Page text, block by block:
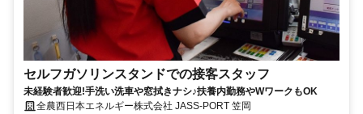
セルフガソリンスタンドでの接客スタッフ
未経験者歓迎!手洗い洗車や窓拭きナシ♪扶養内勤務やWワークもOK
全農西日本エネルギー株式会社 JASS-PORT 笠岡